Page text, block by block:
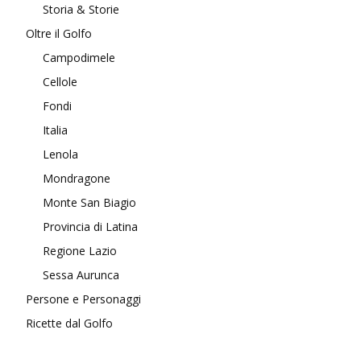
Storia & Storie
Oltre il Golfo
Campodimele
Cellole
Fondi
Italia
Lenola
Mondragone
Monte San Biagio
Provincia di Latina
Regione Lazio
Sessa Aurunca
Persone e Personaggi
Ricette dal Golfo